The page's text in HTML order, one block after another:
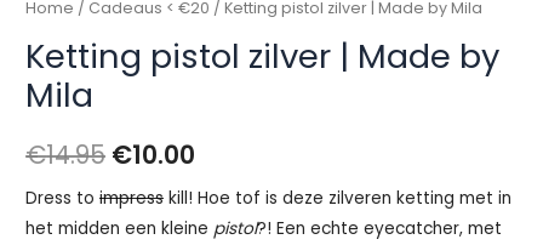
Home / Cadeaus < €20 / Ketting pistol zilver | Made by Mila
Ketting pistol zilver | Made by
Mila
€14.95 €10.00
Dress toimpress kill! Hoe tof is deze zilveren ketting met in
het midden een kleine pistol?! Een echte eyecatcher, met